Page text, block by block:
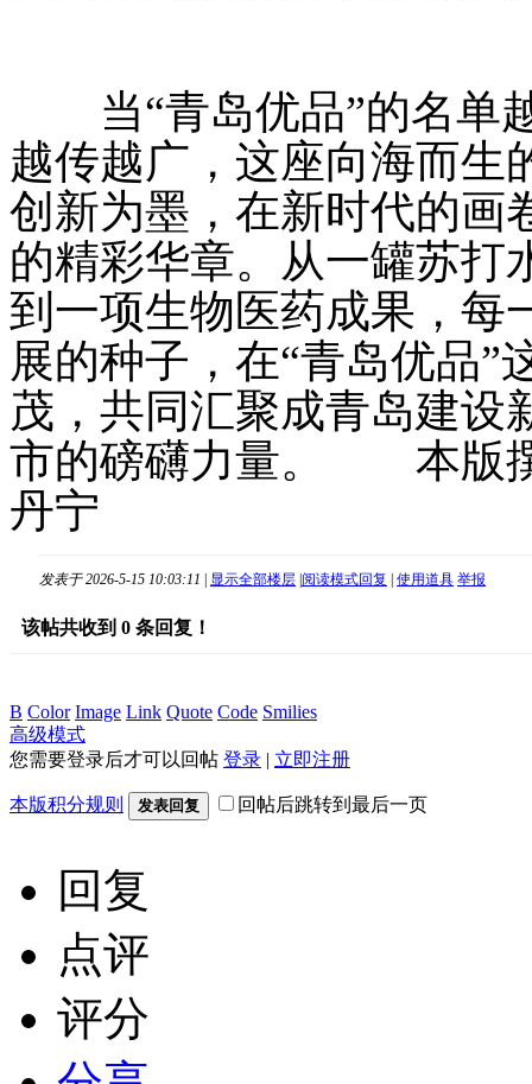
当“青岛优品”的名单越
越传越广，这座向海而生
创新为墨，在新时代的画
的精彩华章。从一罐苏打
到一项生物医药成果，每
展的种子，在“青岛优品”
茂，共同汇聚成青岛建设
市的磅礴力量。
本版撰
丹宁
发表于 2026-5-15 10:03:11 | 显示全部楼层 |阅读模式回复 | 使用道具 举报
该帖共收到 0 条回复！
B Color Image Link Quote Code Smilies
高级模式
您需要登录后才可以回帖 登录 | 立即注册
本版积分规则 发表回复 回帖后跳转到最后一页
回复
点评
评分